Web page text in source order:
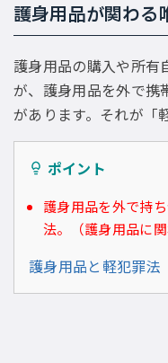
護身用品が関わる
護身用品の購入や所有
が、護身用品を外で携
があります。それが「
ポイント
護身用品を外で持
法。（護身用品に関
護身用品と軽犯罪法